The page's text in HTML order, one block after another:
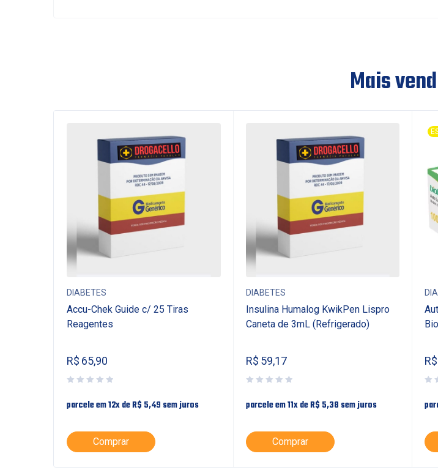
Mais
DIABETES
Accu-Chek Guide c/ 25 Tiras
Reagentes
R$ 65,90
parcele em 12x deR$ 5,49 sem juros
Comprar
DIABETES
Insulina Humalog KwikPen Lispro
Caneta de 3mL (Refrigerado)
R$ 59,17
parcele em 11x deR$ 5,38 sem juros
Comprar
R$